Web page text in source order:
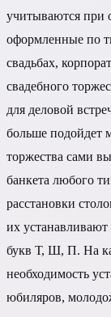
учитываются при
оформленные по
свадьбах,
свадебного
для деловой
больше подойдет
торжества сами
банкета любого
расстановки
их
букв Т, Ш, П. На
необходимость
юбиляров,